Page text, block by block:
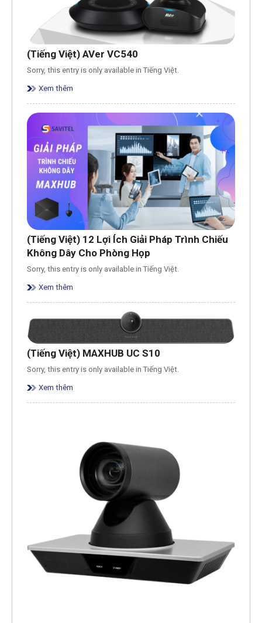
(Tiếng Việt) AVer VC540
Sorry, this entry is only available in Tiếng Việt.
Xem thêm
(Tiếng Việt) 12 Lợi Ích Giải Pháp Trình Chiếu
Không Dây Cho Phòng Họp
Sorry, this entry is only available in Tiếng Việt.
Xem thêm
(Tiếng Việt) MAXHUB UC S10
Sorry, this entry is only available in Tiếng Việt.
Xem thêm